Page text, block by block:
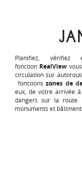
Planifiez,
fonction RealView
circulation sur
fonctions zones de
eux, de votre arrivée
dangers sur la route.
monuments et